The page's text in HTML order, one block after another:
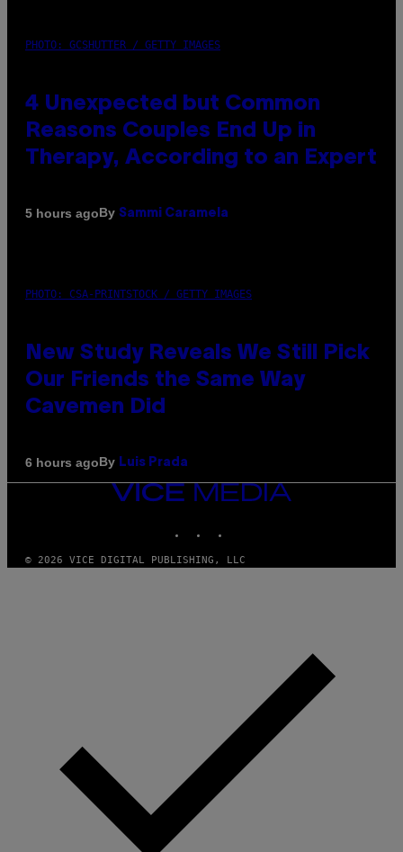
PHOTO: GCSHUTTER / GETTY IMAGES
4 Unexpected but Common
Reasons Couples End Up in
Therapy, According to an Expert
5 hours agoBy Sammi Caramela
PHOTO: CSA-PRINTSTOCK / GETTY IMAGES
New Study Reveals We Still Pick
Our Friends the Same Way
Cavemen Did
6 hours agoBy Luis Prada
VICE
© 2026 VICE DIGITAL PUBLISHING, LLC